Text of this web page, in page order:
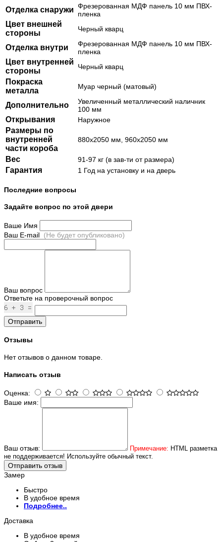
Отделка снаружи Фрезерованная МДФ панель 10 мм ПВХ-
пленка
Цвет внешней
стороны
Черный кварц
Отделка внутри
Фрезерованная МДФ панель 10 мм ПВХ-
пленка
Цвет внутренней
стороны
Черный кварц
Покраска
металла
Муар черный (матовый)
Дополнительно
Увеличенный металлический наличник
100 мм
Открывания Наружное
Размеры по
внутренней
части короба
880х2050 мм, 960х2050 мм
Вес 91-97 кг (в зав-ти от размера)
Гарантия 1 Год на установку и на дверь
Последние вопросы
Задайте вопрос по этой двери
Ваше Имя
Ваш E-mail (Не будет опубликовано)
Ваш вопрос
Ответьте на проверочный вопрос
Отправить
Отзывы
Нет отзывов о данном товаре.
Написать отзыв
Оценка:
Ваше имя:
Ваш отзыв: Примечание: HTML разметка
не поддерживается! Используйте обычный текст.
Отправить отзыв
Замер
Быстро
В удобное время
Подробнее..
Доставка
В удобное время